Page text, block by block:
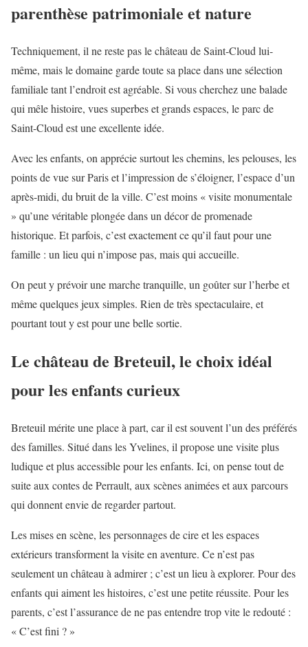
parenthèse patrimoniale et nature
Techniquement, il ne reste pas le château de Saint-Cloud lui-
même, mais le domaine garde toute sa place dans une sélection
familiale tant l’endroit est agréable. Si vous cherchez une balade
qui mêle histoire, vues superbes et grands espaces, le parc de
Saint-Cloud est une excellente idée.
Avec les enfants, on apprécie surtout les chemins, les pelouses, les
points de vue sur Paris et l’impression de s’éloigner, l’espace d’un
après-midi, du bruit de la ville. C’est moins « visite monumentale
» qu’une véritable plongée dans un décor de promenade
historique. Et parfois, c’est exactement ce qu’il faut pour une
famille : un lieu qui n’impose pas, mais qui accueille.
On peut y prévoir une marche tranquille, un goûter sur l’herbe et
même quelques jeux simples. Rien de très spectaculaire, et
pourtant tout y est pour une belle sortie.
Le château de Breteuil, le choix idéal
pour les enfants curieux
Breteuil mérite une place à part, car il est souvent l’un des préférés
des familles. Situé dans les Yvelines, il propose une visite plus
ludique et plus accessible pour les enfants. Ici, on pense tout de
suite aux contes de Perrault, aux scènes animées et aux parcours
qui donnent envie de regarder partout.
Les mises en scène, les personnages de cire et les espaces
extérieurs transforment la visite en aventure. Ce n’est pas
seulement un château à admirer ; c’est un lieu à explorer. Pour des
enfants qui aiment les histoires, c’est une petite réussite. Pour les
parents, c’est l’assurance de ne pas entendre trop vite le redouté :
« C’est fini ? »